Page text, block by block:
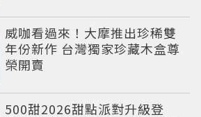
威咖看過來！大摩推出珍稀雙
年份新作 台灣獨家珍藏木盒尊
榮開賣
500甜2026甜點派對升級登